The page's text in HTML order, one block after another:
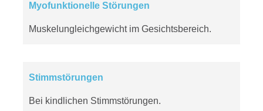
Myofunktionelle Störungen
Muskelungleichgewicht im Gesichtsbereich.
Stimmstörungen
Bei kindlichen Stimmstörungen.